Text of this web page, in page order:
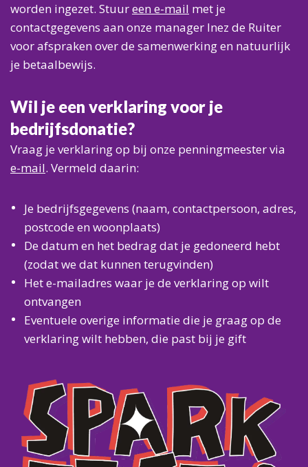
worden ingezet. Stuureen e-mail met je
contactgegevens aan onze manager Inez de Ruiter
voor afspraken over de samenwerking en natuurlijk
je betaalbewijs.
Wil je een verklaring voor je
bedrijfsdonatie?
Vraag je verklaring op bij onze penningmeester via
e-mail. Vermeld daarin:
Je bedrijfsgegevens (naam, contactpersoon, adres,
postcode en woonplaats)
De datum en het bedrag dat je gedoneerd hebt
(zodat we dat kunnen terugvinden)
Het e-mailadres waar je de verklaring op wilt
ontvangen
Eventuele overige informatie die je graag op de
verklaring wilt hebben, die past bij je gift